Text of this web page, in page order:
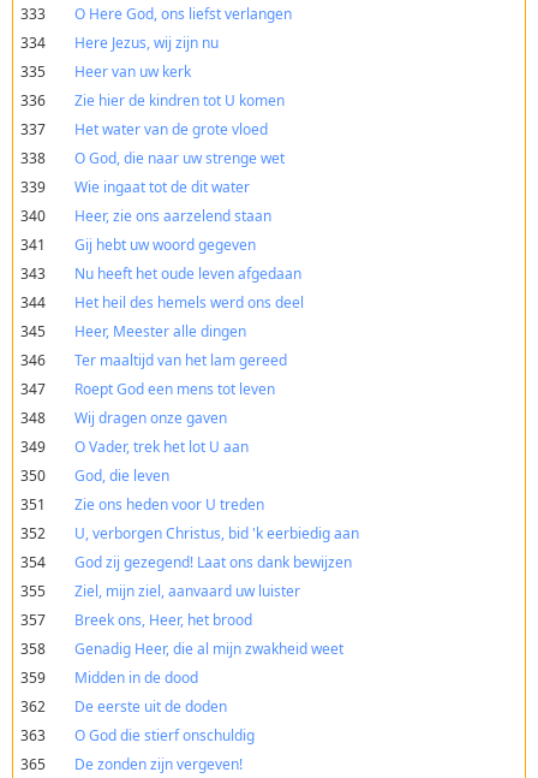
333
O Here God, ons liefst verlangen
334
Here Jezus, wij zijn nu
335
Heer van uw kerk
336
Zie hier de kindren tot U komen
337
Het water van de grote vloed
338
O God, die naar uw strenge wet
339
Wie ingaat tot de dit water
340
Heer, zie ons aarzelend staan
341
Gij hebt uw woord gegeven
343
Nu heeft het oude leven afgedaan
344
Het heil des hemels werd ons deel
345
Heer, Meester alle dingen
346
Ter maaltijd van het lam gereed
347
Roept God een mens tot leven
348
Wij dragen onze gaven
349
O Vader, trek het lot U aan
350
God, die leven
351
Zie ons heden voor U treden
352
U, verborgen Christus, bid 'k eerbiedig aan
354
God zij gezegend! Laat ons dank bewijzen
355
Ziel, mijn ziel, aanvaard uw luister
357
Breek ons, Heer, het brood
358
Genadig Heer, die al mijn zwakheid weet
359
Midden in de dood
362
De eerste uit de doden
363
O God die stierf onschuldig
365
De zonden zijn vergeven!